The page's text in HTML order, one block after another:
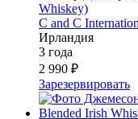
Whiskey)
C and C
Ирландия
3 года
2 990 ₽
Зарезервировать